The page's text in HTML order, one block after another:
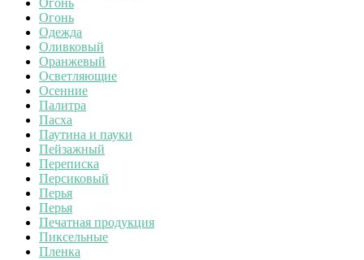
Огонь
Одежда
Оливковый
Оранжевый
Осветляющие
Осенние
Палитра
Пасха
Паутина и пауки
Пейзажный
Переписка
Персиковый
Перья
Перья
Печатная продукция
Пиксельные
Пленка